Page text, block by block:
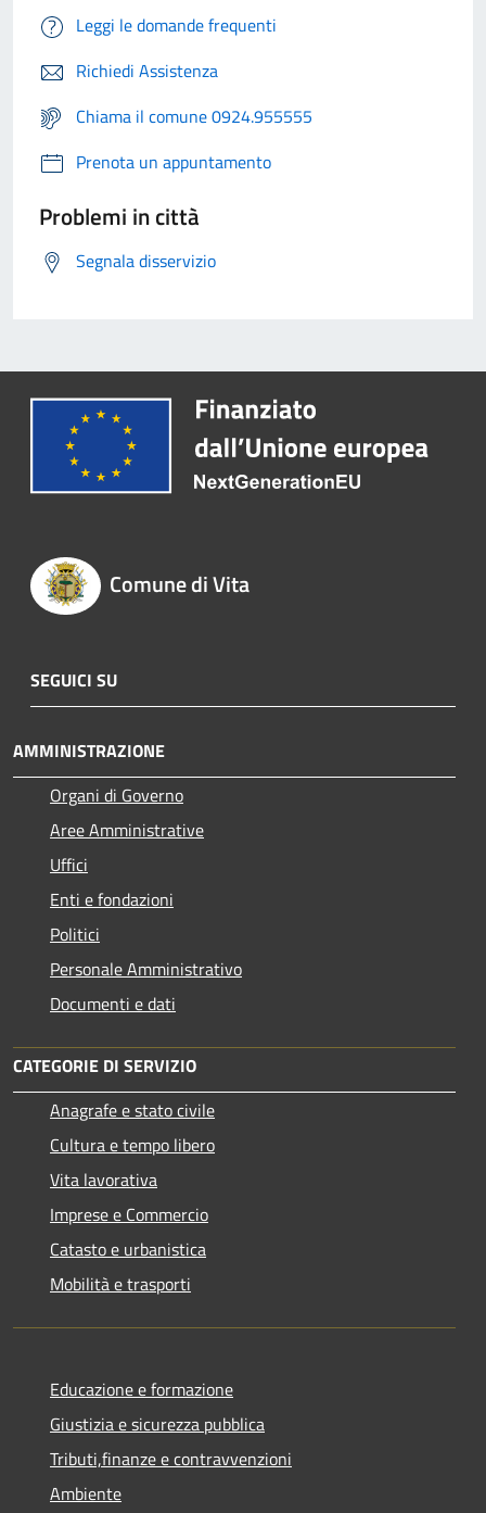
Leggi le domande frequenti
Richiedi Assistenza
Chiama il comune 0924.955555
Prenota un appuntamento
Problemi in città
Segnala disservizio
Comune di Vita
SEGUICI SU
AMMINISTRAZIONE
Organi di Governo
Aree Amministrative
Uffici
Enti e fondazioni
Politici
Personale Amministrativo
Documenti e dati
CATEGORIE DI SERVIZIO
Anagrafe e stato civile
Cultura e tempo libero
Vita lavorativa
Imprese e Commercio
Catasto e urbanistica
Mobilità e trasporti
Educazione e formazione
Giustizia e sicurezza pubblica
Tributi,finanze e contravvenzioni
Ambiente